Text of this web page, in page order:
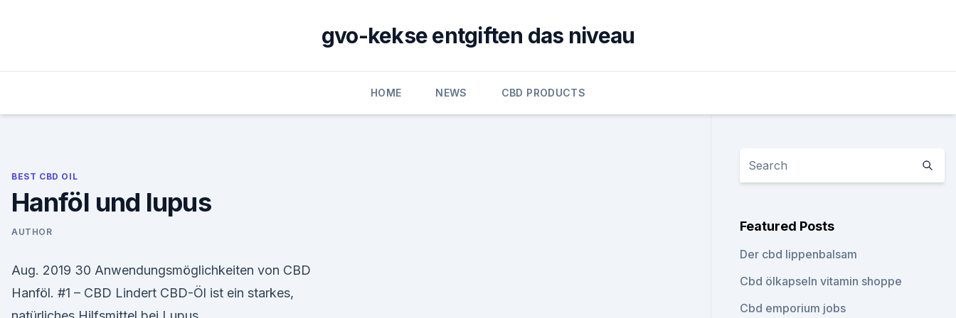
gvo-kekse entgiften das niveau
HOME NEWS CBD PRODUCTS
BEST CBD OIL
Hanföl und lupus
AUTHOR
Aug. 2019 30 Anwendungsmöglichkeiten von CBD
Hanföl. #1 – CBD Lindert CBD-Öl ist ein starkes,
Featured Posts
Der cbd lippenbalsam
Cbd ölkapseln vitamin shoppe
Cbd emporium jobs